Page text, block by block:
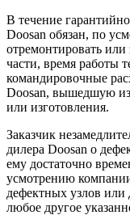
В течение
Doosan обязан, по
отремонтировать или
части, время работы
командировочные
Doosan, вышедшую из
или изготовления.
Заказчик
дилера Doosan о
ему достаточно
усмотрению
дефектных узлов или
любое другое